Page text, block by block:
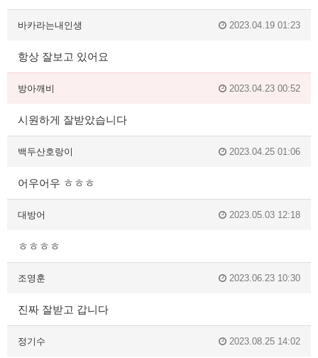
바카라는내인생 2023.04.19 01:23
항상 잘보고 있어요
방아깨비 2023.04.23 00:52
시원하게 잘받았습니다
백두산호랑이 2023.04.25 01:06
어우어우 ㅎㅎㅎ
대방어 2023.05.03 12:18
ㅎㅎㅎㅎ
조영훈 2023.06.23 10:30
진짜 잘받고 갑니다
정기수 2023.08.25 14:02